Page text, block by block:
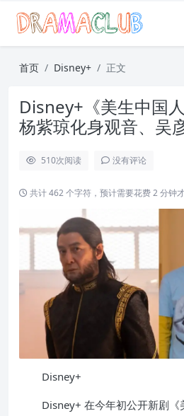
首页 Disney+ 正文
Disney+《美生中国
杨紫琼化身观音、吴
510次阅读 没有评论
共计 462 个字符，预计需要花费 2 分钟
Disney+
Disney+ 在今年初公开新剧